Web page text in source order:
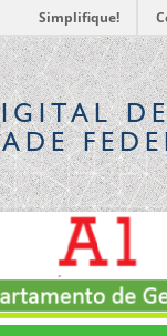
Simplifique!